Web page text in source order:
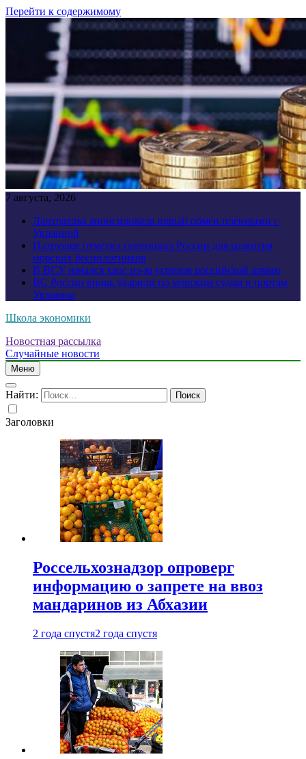
Перейти к содержимому
7 августа, 2026
Лантратова анонсировала новый обмен пленными с
Украиной
Патрушев отметил потенциал России для развития
морских беспилотников
В ВСУ начался хаос из-за успехов российской армии
ВС России вновь ударили по морским судам и портам
Украины
Школа экономики
Новостная рассылка
Случайные новости
Меню
Найти:
Заголовки
Россельхознадзор опроверг
информацию о запрете на ввоз
мандаринов из Абхазии
2 года спустя2 года спустя